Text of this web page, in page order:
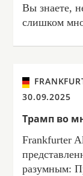
Вы знаете,
слишком
30.09.2025
Трамп во
Frankfurter
разумным: